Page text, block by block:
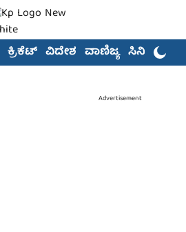
ಕ್ರಿಕೆಟ್ ವಿದೇಶ ವಾಣಿಜ್ಯ ಸಿನಿಮಾ
Advertisement